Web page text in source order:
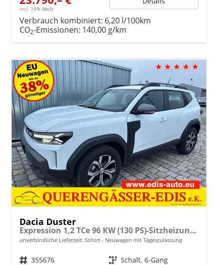
incl. 19% MwSt.
Verbrauch kombiniert: 6,20 l/100km
CO2-Emissionen: 140,00 g/km
Dacia Duster
Expression 1,2 TCe 96 KW (130 PS)-Sitzheizung-Rückfahrkamera-AppleCarplay-Sofort
unverbindliche Lieferzeit: Sofort Neuwagen mit Tageszulassung
Fahrzeugnr. 355676 Getriebe Schalt. 6-Gang